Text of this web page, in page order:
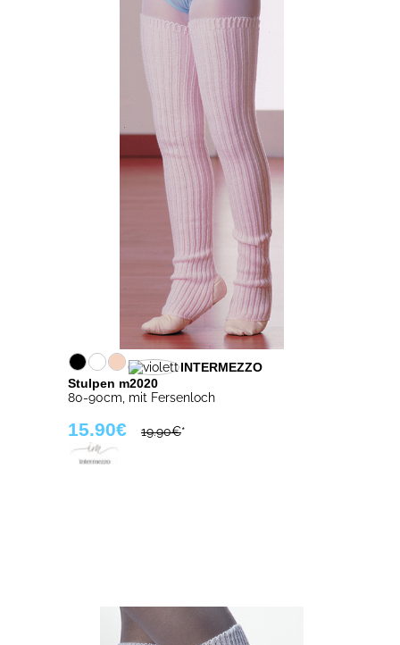
INTERMEZZO
Stulpen m2020
80-90cm, mit Fersenloch
15.90€ 19.90€*